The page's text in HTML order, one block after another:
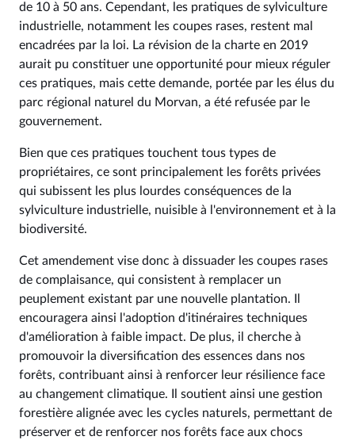
de 10 à 50 ans. Cependant, les pratiques de sylviculture
industrielle, notamment les coupes rases, restent mal
encadrées par la loi. La révision de la charte en 2019
aurait pu constituer une opportunité pour mieux réguler
ces pratiques, mais cette demande, portée par les élus du
parc régional naturel du Morvan, a été refusée par le
gouvernement.
Bien que ces pratiques touchent tous types de
propriétaires, ce sont principalement les forêts privées
qui subissent les plus lourdes conséquences de la
sylviculture industrielle, nuisible à l'environnement et à la
biodiversité.
Cet amendement vise donc à dissuader les coupes rases
de complaisance, qui consistent à remplacer un
peuplement existant par une nouvelle plantation. Il
encouragera ainsi l'adoption d'itinéraires techniques
d'amélioration à faible impact. De plus, il cherche à
promouvoir la diversification des essences dans nos
forêts, contribuant ainsi à renforcer leur résilience face
au changement climatique. Il soutient ainsi une gestion
forestière alignée avec les cycles naturels, permettant de
préserver et de renforcer nos forêts face aux chocs